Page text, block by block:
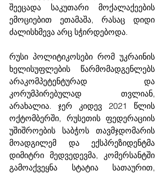
შეეცადა საკუთარი მოქალაქეების
ემოციებით ეთამაშა, რასაც დიდი
ძალისხმევა არც სჭირდებოდა.
რუსი პოლიტიკოსები რომ უკრაინის
ხელისუფლების წარმომადგენლებს
არაკომპეტენტურად და
კორუმპირებულად თვლიან,
არახალია. ჯერ კიდევ 2021 წლის
ოქტომბერში, რუსეთის ფედერაციის
უშიშროების საბჭოს თავმჯდომარის
მოადგილემ და ექსპრეზიდენტმა
დიმიტრი მედვედევმა, კომერსანტში
გამოაქვეყნა სტატია სათაურით,